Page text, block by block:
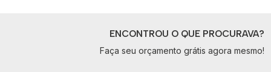
ENCONTROU O QUE PROCURAVA?
Faça seu orçamento grátis agora mesmo!